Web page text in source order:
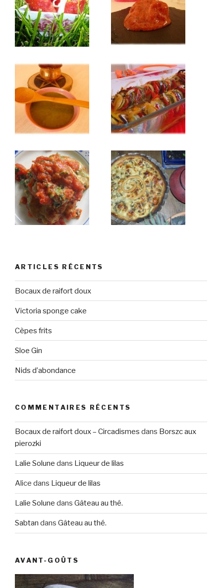
ARTICLES RÉCENTS
Bocaux de raifort doux
Victoria sponge cake
Cèpes frits
Sloe Gin
Nids d’abondance
COMMENTAIRES RÉCENTS
Bocaux de raifort doux – Circadismes dans Borszc aux
pierozki
Lalie Solune dans Liqueur de lilas
Alice dans Liqueur de lilas
Lalie Solune dans Gâteau au thé.
Sabtan dans Gâteau au thé.
AVANT-GOÛTS